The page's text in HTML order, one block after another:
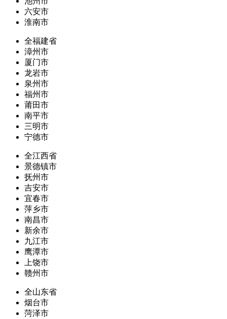
六安市
淮南市
全福建省
漳州市
厦门市
龙岩市
泉州市
福州市
莆田市
南平市
三明市
宁德市
全江西省
景德镇市
抚州市
吉安市
宜春市
萍乡市
南昌市
新余市
九江市
鹰潭市
上饶市
赣州市
全山东省
烟台市
菏泽市